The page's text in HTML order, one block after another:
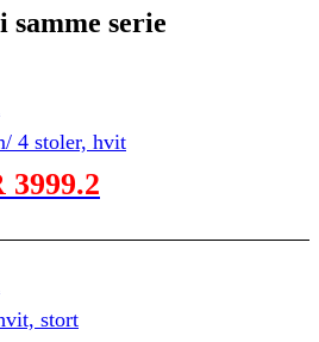
serie
4 stoler, hvit
3999.2
stort